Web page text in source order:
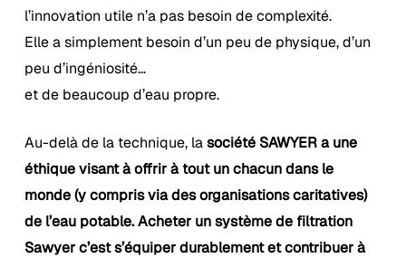
l’innovation utile n’a pas besoin de complexité.
Elle a simplement besoin d’un peu de physique, d’un
peu d’ingéniosité…
et de beaucoup d’eau propre.
Au-delà de la technique, lasociété SAWYER a une
éthique visant à offrir à tout un chacun dans le
monde (y compris via des organisations caritatives)
de l’eau potable. Acheter un système de filtration
Sawyer c’est s’équiper durablement et contribuer à